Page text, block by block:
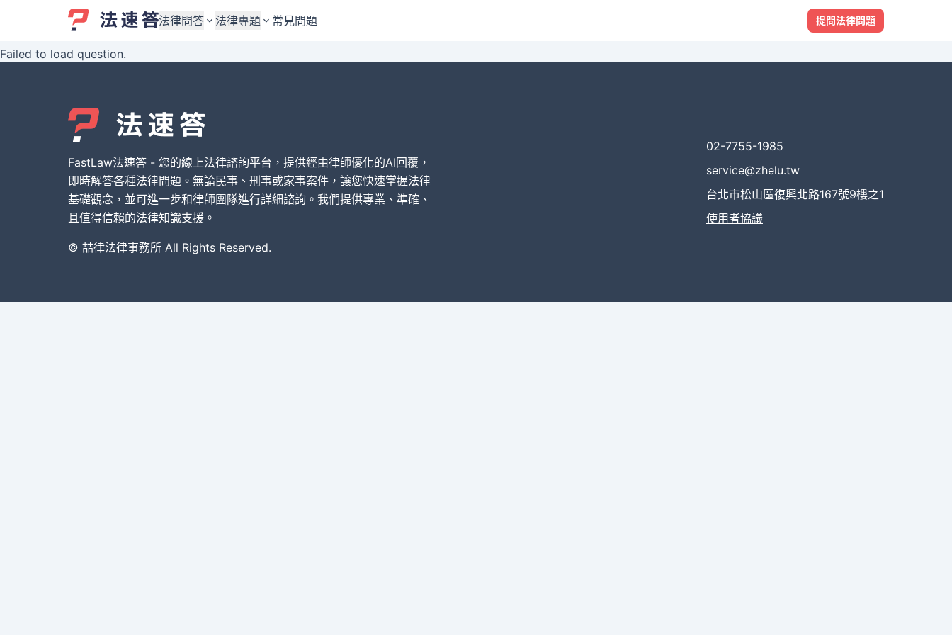
法律問答
婚姻與監護權
債務與債權
刑事犯罪案件
其他案件類型
法律專題
婚姻與監護權
債務與債權
刑事犯罪案件
其他案件類型
常見問題 提問法律問題
Failed to load question.
FastLaw法速答 - 您的線上法律諮詢平台，提供經由律師優化的AI回覆，
即時解答各種法律問題。無論民事、刑事或家事案件，讓您快速掌握法律
基礎觀念，並可進一步和律師團隊進行詳細諮詢。我們提供專業、準確、
且值得信賴的法律知識支援。
© 喆律法律事務所 All Rights Reserved.
02-7755-1985
service@zhelu.tw
台北市松山區復興北路167號9樓之1
使用者協議